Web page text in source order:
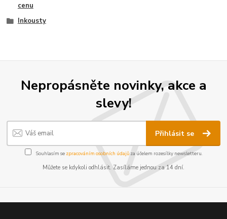
cenu
Inkousty
Nepropásněte novinky, akce a
slevy!
Přihlásit se
Souhlasím se zpracováním osobních údajůza účelem rozesílky newsletteru.
Můžete se kdykoli odhlásit. Zasíláme jednou za 14 dní.